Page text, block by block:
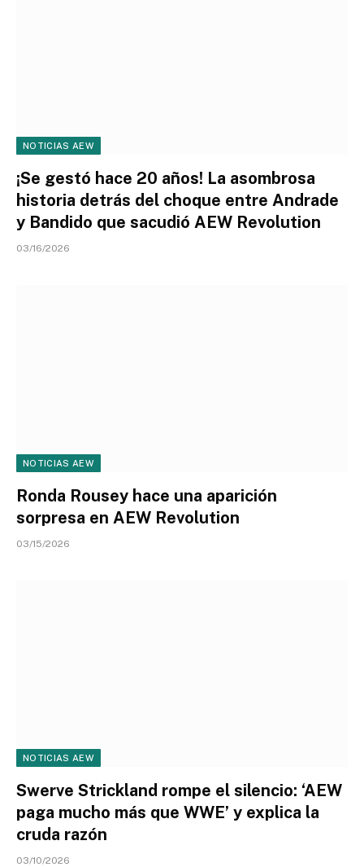
NOTICIAS AEW
¡Se gestó hace 20 años! La asombrosa
historia detrás del choque entre Andrade
y Bandido que sacudió AEW Revolution
03/16/2026
NOTICIAS AEW
Ronda Rousey hace una aparición
sorpresa en AEW Revolution
03/15/2026
NOTICIAS AEW
Swerve Strickland rompe el silencio: ‘AEW
paga mucho más que WWE’ y explica la
cruda razón
03/10/2026